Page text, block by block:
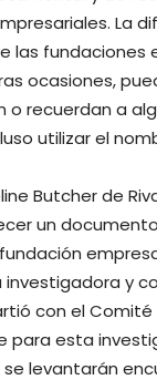
La
las fundaciones
ocasiones,
o recuerdan a
utilizar el
Butcher de
un
investigadora y
con el
para esta
levantarán